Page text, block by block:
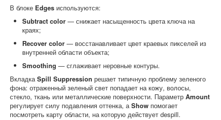
В блоке Edges используются:
Subtract color — снижает насыщенность цвета ключа на
краях;
Recover color — восстанавливает цвет краевых пикселей из
внутренней области объекта;
Smoothing — сглаживает неровные контуры.
ВкладкаSpill Suppression решает типичную проблему зеленого
фона: отраженный зеленый свет попадает на кожу, волосы,
стекло, ткань или металлические поверхности. Параметр Amount
регулирует силу подавления оттенка, аShow помогает
посмотреть карту области, на которую действует despill.